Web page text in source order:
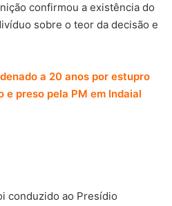
confirmou a existência do
sobre o teor da decisão e
a 20 anos por estupro
preso pela PM em Indaial
conduzido ao Presídio